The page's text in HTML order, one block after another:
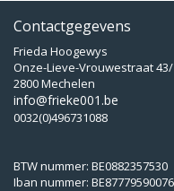
Contactgegevens
Frieda Hoogewys
Onze-Lieve-Vrouwestraat 43/
2800 Mechelen
info@frieke001.be
0032(0)496731088
BTW nummer: BE0882357530
Iban nummer: